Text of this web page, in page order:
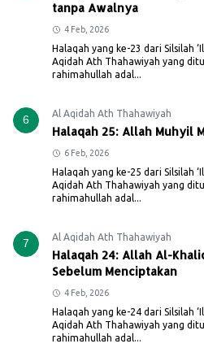
tanpa Awalnya
4 Feb, 2026
Halaqah yang ke-23 dari Silsilah
Aqidah Ath Thahawiyah yang
rahimahullah adal...
6 Al Aqidah Ath Thahawiyah
Halaqah 25: Allah Muhyil
6 Feb, 2026
Halaqah yang ke-25 dari Silsilah
Aqidah Ath Thahawiyah yang
rahimahullah adal...
7 Al Aqidah Ath Thahawiyah
Halaqah 24: Allah Al-
Sebelum Menciptakan
4 Feb, 2026
Halaqah yang ke-24 dari Silsilah
Aqidah Ath Thahawiyah yang
rahimahullah adal...